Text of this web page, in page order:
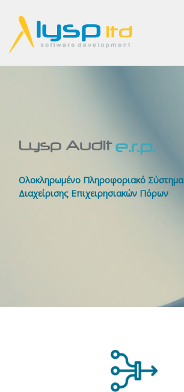
Ολοκληρωμένο Πληροφοριακό Σύστημα
Διαχείρισης Επιχειρησιακών Πόρων